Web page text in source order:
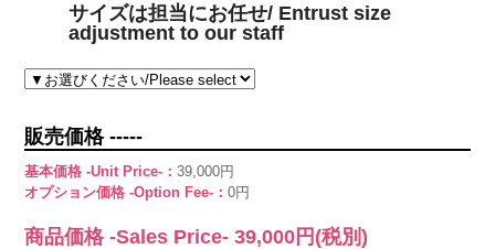
サイズは担当にお任せ/ Entrust size
adjustment to our staff
販売価格 -----
基本価格 -Unit Price-：39,000円
オプション価格 -Option Fee-：0円
商品価格 -Sales Price-39,000 円(税別)